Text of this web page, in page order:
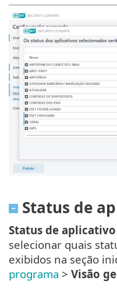
Status de
Status de aplicativo
selecionar quais
exibidos na seção
programa > Visão